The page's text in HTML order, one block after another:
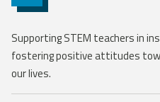
Supporting STEM teachers in
fostering positive attitudes
our lives.